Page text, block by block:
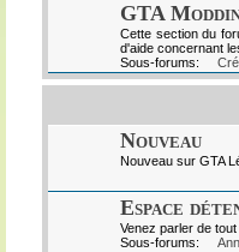
GTA
Cette section du
d'aide concernant
Sous-forums:
Nouveau
Nouveau sur GTA
Espace
Venez parler de
Sous-forums: